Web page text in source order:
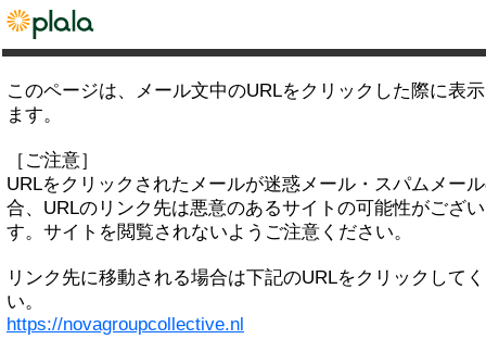
このページは、メール文中のURLをクリックした際に表
ます。
［ご注意］
URLをクリックされたメールが迷惑メール・スパムメー
合、URLのリンク先は悪意のあるサイトの可能性がござ
す。サイトを閲覧されないようご注意ください。
リンク先に移動される場合は下記のURLをクリックして
い。
https://novagroupcollective.nl